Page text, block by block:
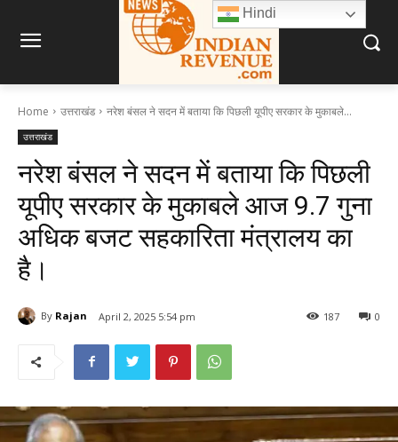
Home उत्तराखंड नरेश बंसल ने सदन में बताया कि पिछली यूपीए सरकार के मुकाबले...
उत्तराखंड
नरेश बंसल ने सदन में बताया कि पिछली
यूपीए सरकार के मुकाबले आज 9.7 गुना
अधिक बजट सहकारिता मंत्रालय का
है।
By Rajan April 2, 2025 5:54 pm 0
187
Hindi